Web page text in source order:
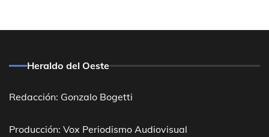
Heraldo del Oeste
Redacción: Gonzalo Bogetti
Producción: Vox Periodismo Audiovisual